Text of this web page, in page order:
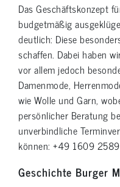
Das Geschäftskonzept
budgetmäßig
deutlich: Diese
schaffen. Dabei haben
vor allem jedoch
Damenmode,
wie Wolle und Garn,
persönlicher Beratung
unverbindliche
können: +49 1609
Geschichte Burger